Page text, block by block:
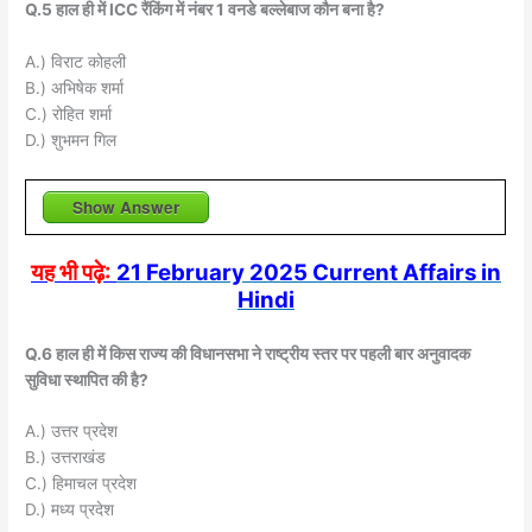
Q.5 हाल ही में ICC रैंकिंग में नंबर 1 वनडे बल्लेबाज कौन बना है?
A.) विराट कोहली
B.) अभिषेक शर्मा
C.) रोहित शर्मा
D.) शुभमन गिल
Show Answer
यह भी पढ़े: 21 February 2025 Current Affairs in
Hindi
Q.6 हाल ही में किस राज्य की विधानसभा ने राष्ट्रीय स्तर पर पहली बार अनुवादक
सुविधा स्थापित की है?
A.) उत्तर प्रदेश
B.) उत्तराखंड
C.) हिमाचल प्रदेश
D.) मध्य प्रदेश